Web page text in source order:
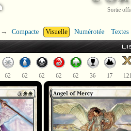
Sortie
→ Compacte Visuelle Numérotée Textes
62 62 62 62 62 36 17
Ange de miséricorde